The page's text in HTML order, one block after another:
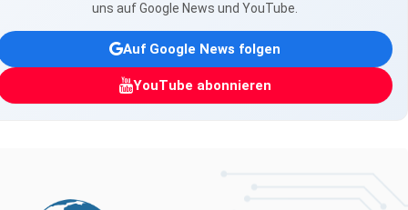
uns auf Google News und YouTube.
Auf Google News folgen
YouTube abonnieren